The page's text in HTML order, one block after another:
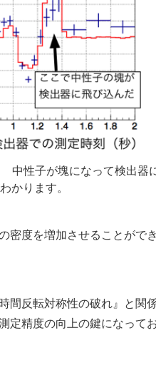
中性子が塊になって検出器
かります。
密度を増加させることがで
間反転対称性の破れ』と関
定精度の向上の鍵になって